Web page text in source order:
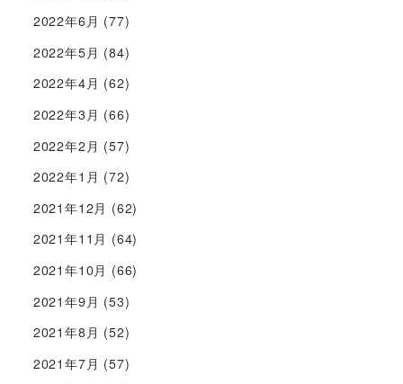
2022年6月 (77)
2022年5月 (84)
2022年4月 (62)
2022年3月 (66)
2022年2月 (57)
2022年1月 (72)
2021年12月 (62)
2021年11月 (64)
2021年10月 (66)
2021年9月 (53)
2021年8月 (52)
2021年7月 (57)